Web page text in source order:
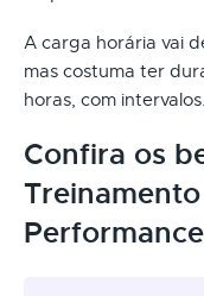
A carga horária vai
mas costuma ter
horas, com intervalos.
Confira os
Performance